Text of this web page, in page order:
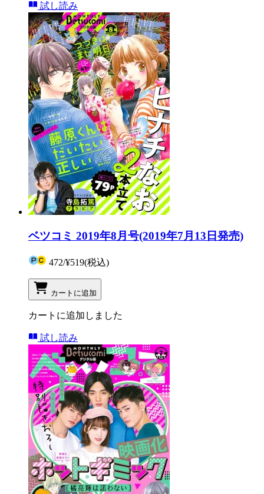
試し読み
ベツコミ 2019年8月号(2019年7月13日発売)
472/¥519(税込)
カートに追加
カートに追加しました
試し読み